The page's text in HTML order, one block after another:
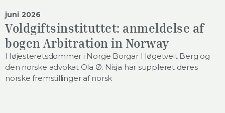
juni 2026
Voldgiftsinstituttet: anmeldelse af
bogen Arbitration in Norway
Højesteretsdommer i Norge Borgar Høgetveit Berg og
den norske advokat Ola Ø. Nisja har suppleret deres
norske fremstillinger af norsk